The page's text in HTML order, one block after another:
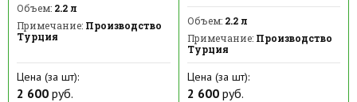
Объем: 2.2 л
Примечание: Производство
Турция
Цена (за шт):
2 600 руб.
Объем:2.2 л
Примечание:Производство
Турция
Цена (за шт):
2 600руб.